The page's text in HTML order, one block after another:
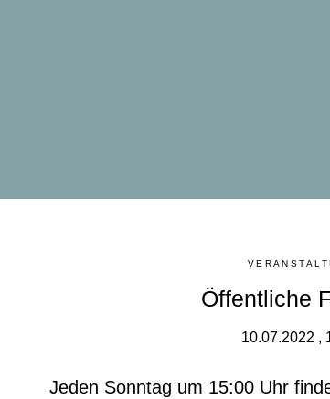
Öffentliche
10.07.2022 ,
Jeden Sonntag um 15:00 Uhr